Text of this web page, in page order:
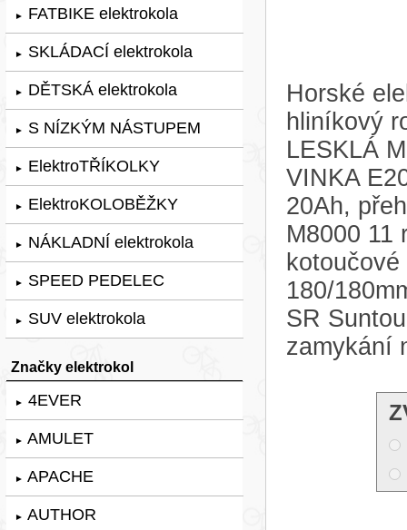
► FATBIKE elektrokola
► SKLÁDACÍ elektrokola
► DĚTSKÁ elektrokola
► S NÍZKÝM NÁSTUPEM
► ElektroTŘÍKOLKY
► ElektroKOLOBĚŽKY
► NÁKLADNÍ elektrokola
► SPEED PEDELEC
► SUV elektrokola
Značky elektrokol
► 4EVER
► AMULET
► APACHE
► AUTHOR
Horské
hliníkový
LESKLÁ
VINKA
20Ah,
M8000 11
180/
SR
zamykání